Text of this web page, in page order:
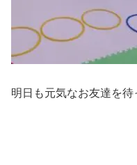
明日も元気なお友達を待